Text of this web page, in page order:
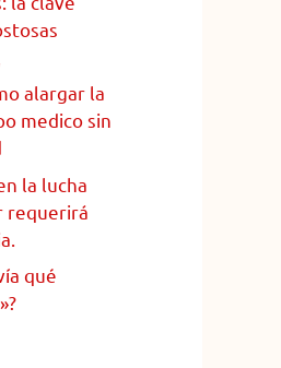
alargar la
medico sin
la lucha
requerirá
qué